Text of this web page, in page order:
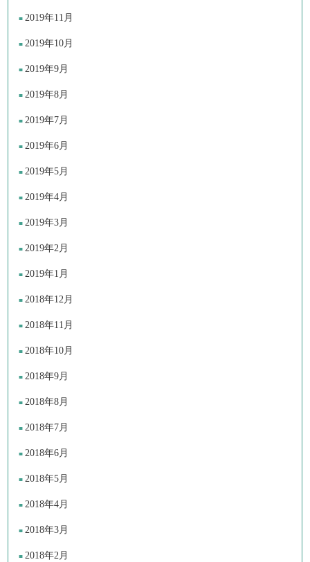
2019年11月
2019年10月
2019年9月
2019年8月
2019年7月
2019年6月
2019年5月
2019年4月
2019年3月
2019年2月
2019年1月
2018年12月
2018年11月
2018年10月
2018年9月
2018年8月
2018年7月
2018年6月
2018年5月
2018年4月
2018年3月
2018年2月